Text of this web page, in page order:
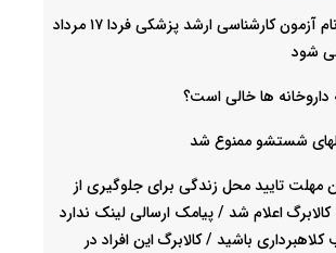
ثبت نام آزمون کارشناسی ارشد پزشکی فردا ۱۷ مرداد
شود
ها خالی است؟
شستشو ممنوع شد
مهلت تایید محل زندگی برای جلوگیری از
اعلام شد / پیامک ارسالی لینک ندارد
کلاهبرداری باشید / کالابرگ این افراد در